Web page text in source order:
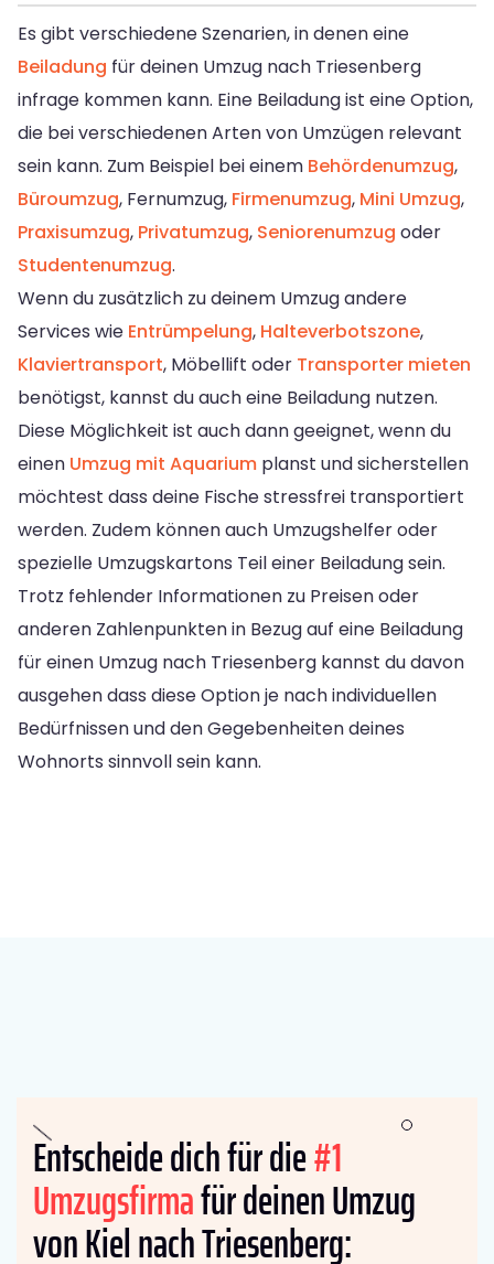
Es gibt verschiedene Szenarien, in denen eine
Beiladung für deinen Umzug nach Triesenberg
infrage kommen kann. Eine Beiladung ist eine Option,
die bei verschiedenen Arten von Umzügen relevant
sein kann. Zum Beispiel bei einem Behördenumzug,
Büroumzug, Fernumzug, Firmenumzug, Mini Umzug,
Praxisumzug, Privatumzug, Seniorenumzug oder
Studentenumzug.
Wenn du zusätzlich zu deinem Umzug andere
Services wie Entrümpelung, Halteverbotszone,
Klaviertransport, Möbellift oder Transporter mieten
benötigst, kannst du auch eine Beiladung nutzen.
Diese Möglichkeit ist auch dann geeignet, wenn du
einen Umzug mit Aquarium planst und sicherstellen
möchtest dass deine Fische stressfrei transportiert
werden. Zudem können auch Umzugshelfer oder
spezielle Umzugskartons Teil einer Beiladung sein.
Trotz fehlender Informationen zu Preisen oder
anderen Zahlenpunkten in Bezug auf eine Beiladung
für einen Umzug nach Triesenberg kannst du davon
ausgehen dass diese Option je nach individuellen
Bedürfnissen und den Gegebenheiten deines
Wohnorts sinnvoll sein kann.
Entscheide dich für die#1
Umzugsfirmafür deinen Umzug
von Kiel nach Triesenberg: